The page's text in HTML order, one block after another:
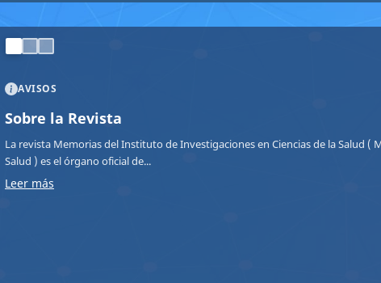
AVISOS
Sobre la Revista
La revista Memorias del Instituto de Investigaciones en Ciencias de la Salud (
Salud ) es el órgano oficial de...
Leer más